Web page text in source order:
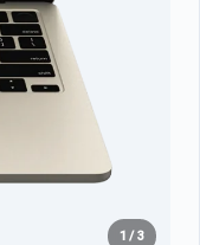
1 / 3